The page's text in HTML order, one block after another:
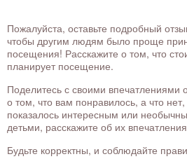
Пожалуйста, оставьте подробный
чтобы другим людям было проще
посещения! Расскажите о том, что
планирует посещение.
Поделитесь с своими
о том, что вам понравилось, а что
показалось интересным или
детьми, расскажите об их
Будьте корректны, и соблюдайте